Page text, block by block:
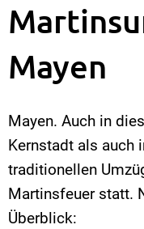
Mayen
Mayen. Auch in
Kernstadt als auch
traditionellen
Martinsfeuer statt.
Überblick: